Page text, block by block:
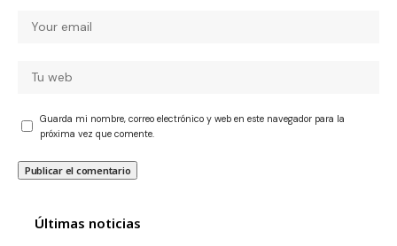
Guarda mi nombre, correo electrónico y web en este navegador para la
próxima vez que comente.
Últimas noticias